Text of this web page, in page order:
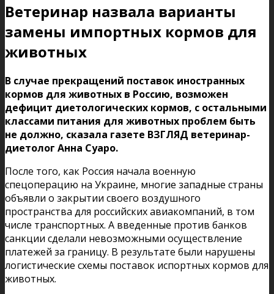
Ветеринар назвала варианты
замены импортных кормов для
животных
В случае прекращений поставок иностранных
кормов для животных в Россию, возможен
дефицит диетологических кормов, с остальными
классами питания для животных проблем быть
не должно, сказала газете ВЗГЛЯД ветеринар-
диетолог Анна Суаро.
После того, как Россия начала военную
спецоперацию на Украине, многие западные страны
объявли о закрытии своего воздушного
пространства для российских авиакомпаний, в том
числе транспортных. А введенные против банков
санкции сделали невозможными осуществление
платежей за границу. В результате были нарушены
логистические схемы поставок испортных кормов для
животных.